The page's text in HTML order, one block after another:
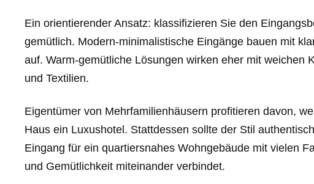
Ein orientierender Ansatz: klassifizieren Sie den
gemütlich. Modern-minimalistische Eingänge bauen mit
auf. Warm-gemütliche Lösungen wirken eher mit weichen
und Textilien.
Eigentümer von Mehrfamilienhäusern profitieren davon,
Haus ein Luxushotel. Stattdessen sollte der Stil
Eingang für ein quartiersnahes Wohngebäude mit vielen
und Gemütlichkeit miteinander verbindet.